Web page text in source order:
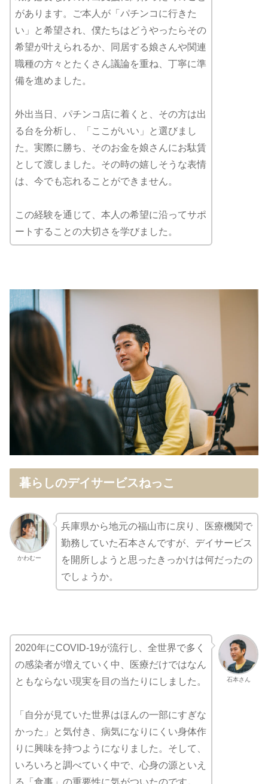
があります。ご本人が「パチンコに行きた
い」と希望され、僕たちはどうやったらその
希望が叶えられるか、同居する娘さんや関連
職種の方々とたくさん議論を重ね、丁寧に準
備を進めました。
外出当日、パチンコ店に着くと、その方は出
る台を分析し、「ここがいい」と選びまし
た。実際に勝ち、そのお金を娘さんにお駄賃
として渡しました。その時の嬉しそうな表情
は、今でも忘れることができません。
この経験を通じて、本人の希望に沿ってサポ
ートすることの大切さを学びました。
暮らしのデイサービスねっこ
かわむー
兵庫県から地元の福山市に戻り、医療機関で
勤務していた石本さんですが、デイサービス
を開所しようと思ったきっかけは何だったの
でしょうか。
石本さん
2020年にCOVID-19が流行し、全世界で多く
の感染者が増えていく中、医療だけではなん
ともならない現実を目の当たりにしました。
「自分が見ていた世界はほんの一部にすぎな
かった」と気付き、病気になりにくい身体作
りに興味を持つようになりました。そして、
いろいろと調べていく中で、心身の源といえ